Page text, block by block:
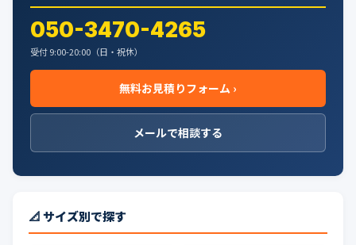
050-3470-4265
受付 9:00-20:00（日・祝休）
無料お見積りフォーム ›
メールで相談する
📐 サイズ別で探す